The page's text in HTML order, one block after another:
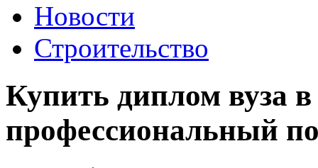
Новости
Строительство
Купить диплом вуза
профессиональный